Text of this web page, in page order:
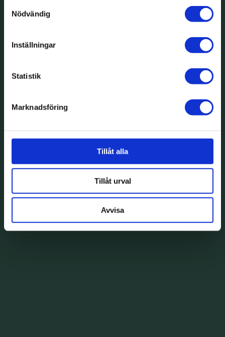
Nödvändig
Inställningar
Statistik
Marknadsföring
Tillåt alla
Tillåt urval
Avvisa